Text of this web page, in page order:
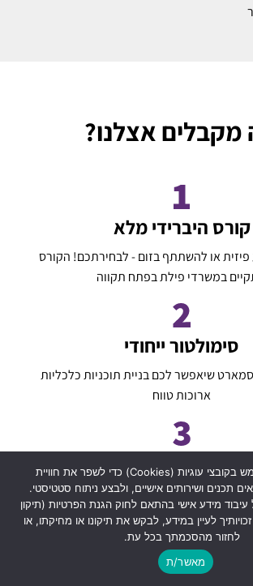
מקבלים אצלנו?
קורס היברידי מלא
או להשתתף בזום - לבחירתכם! הקורס
במשרדי פילת בפתח תקווה
סימולטור ייחודי
שיאפשר לכם בניית תוכניות כלכליות
ארוכות טווח
חומרי לימוד
וגישה חוזרת ובלתי מוגבלת להרצאות
מטעם המכון לאינטגרציה
האתר שלנו משתמש בקובצי עוגיות (Cookies) כדי לשפר את חוויית
תכנים ושירותים אישיים, ולבצע ניתוח סטטיסטי.
עיבוד מידע אישי בהתאם לחוק הגנת הפרטיות (תיקון
לעיין במידע, לבקש את תיקונו או מחיקתו, או
לחזור מהסכמתך בכל עת.
מאשר/ת